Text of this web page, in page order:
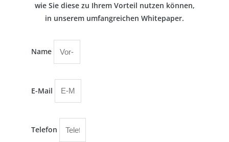
wie Sie diese zu Ihrem Vorteil nutzen können,
in unserem umfangreichen Whitepaper.
Name
E-Mail
Telefon